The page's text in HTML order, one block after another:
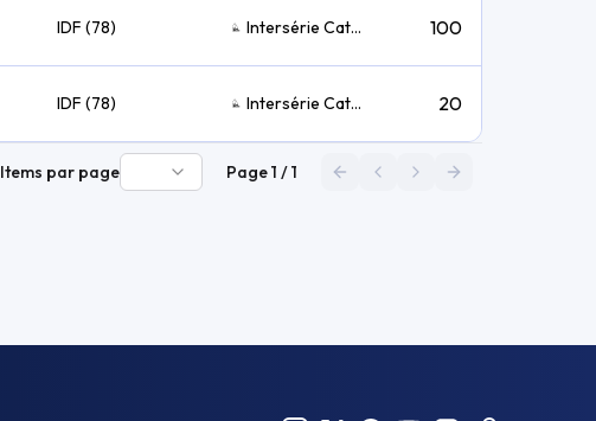
IDF (78) Intersérie Catamaran TEMPS COMPENSE 100
IDF (78) Intersérie Catamaran TEMPS COMPENSE 20
Items par page Page1 /1 Première page
Page précédente
Page suivante
Dernière page